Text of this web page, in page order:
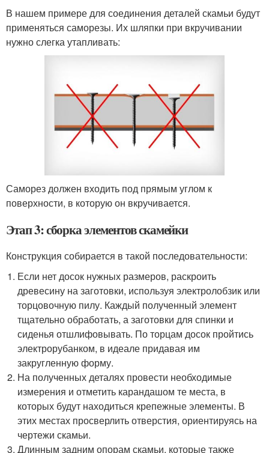
В нашем примере для соединения деталей скамьи будут
применяться саморезы. Их шляпки при вкручивании
нужно слегка утапливать:
Саморез должен входить под прямым углом к
поверхности, в которую он вкручивается.
Этап 3: сборка элементов скамейки
Конструкция собирается в такой последовательности:
Если нет досок нужных размеров, раскроить
древесину на заготовки, используя электролобзик или
торцовочную пилу. Каждый полученный элемент
тщательно обработать, а заготовки для спинки и
сиденья отшлифовывать. По торцам досок пройтись
электрорубанком, в идеале придавая им
закругленную форму.
На полученных деталях провести необходимые
измерения и отметить карандашом те места, в
которых будут находиться крепежные элементы. В
этих местах просверлить отверстия, ориентируясь на
чертежи скамьи.
Длинным задним опорам скамьи, которые также